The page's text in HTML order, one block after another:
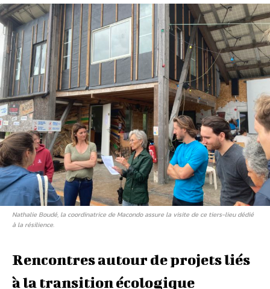
Nathalie Boudé, la coordinatrice de Macondo assure la visite de ce tiers-lieu dédié
à la résilience.
Rencontres autour de projets liés
à la transition écologique